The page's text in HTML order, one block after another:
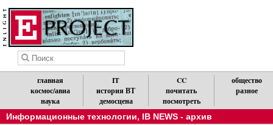
главная
космос/авиа
наука
IT
история ВТ
демосцена
CC
почитать
посмотреть
общество
разное
Информационные технологии, IB NEWS - архив